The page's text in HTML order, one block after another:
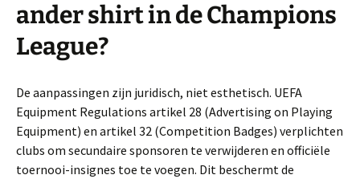
ander shirt in de Champions
League?
De aanpassingen zijn juridisch, niet esthetisch. UEFA
Equipment Regulations artikel 28 (Advertising on Playing
Equipment) en artikel 32 (Competition Badges) verplichten
clubs om secundaire sponsoren te verwijderen en officiële
toernooi-insignes toe te voegen. Dit beschermt de